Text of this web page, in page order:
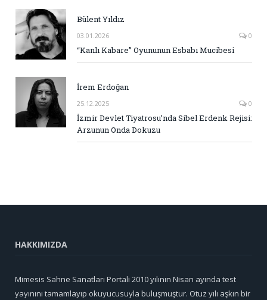
Bülent Yıldız
03.01.2026 0
“Kanlı Kabare” Oyununun Esbabı Mucibesi
İrem Erdoğan
25.12.2025 0
İzmir Devlet Tiyatrosu’nda Sibel Erdenk Rejisi:
Arzunun Onda Dokuzu
HAKKIMIZDA
Mimesis Sahne Sanatları Portali 2010 yılının Nisan ayında test
yayınını tamamlayıp okuyucusuyla buluşmuştur. Otuz yılı aşkın bir